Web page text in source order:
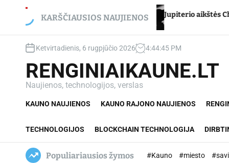
KARŠČIAUSIOS NAUJIENOS
– net du Jupiterio aikštės Chironas – atmetimo
Ketvirtadienis, 6 rugpjūčio 2026 4:44:46 PM
RENGINIAIKAUNE.LT
Naujienos, technologijos, verslas
KAUNO NAUJIENOS KAUNO RAJONO NAUJIENOS
TECHNOLOGIJOS BLOCKCHAIN TECHNOLOGIJA
Populiariausios žymos #Kauno #miesto